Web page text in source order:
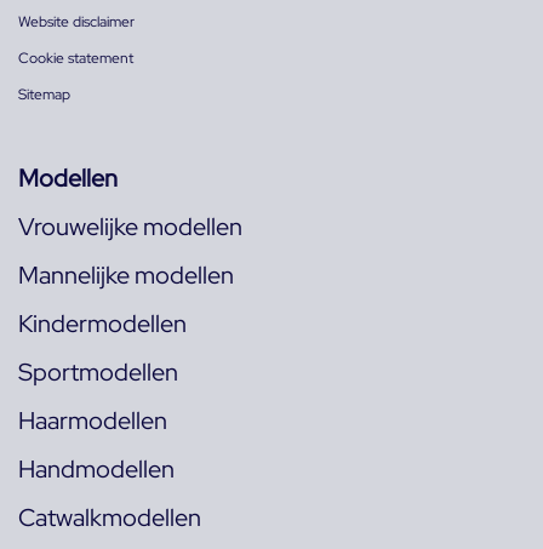
Website disclaimer
Cookie statement
Sitemap
Modellen
Vrouwelijke modellen
Mannelijke modellen
Kindermodellen
Sportmodellen
Haarmodellen
Handmodellen
Catwalkmodellen